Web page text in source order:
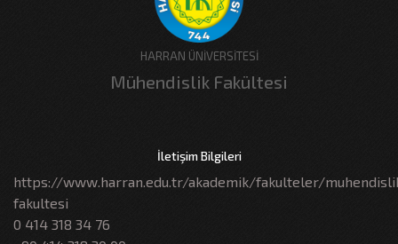
HARRAN ÜNİVERSİTESİ
Mühendislik Fakültesi
İletişim Bilgileri
https://www.harran.edu.tr/akademik/fakulteler/
fakultesi
0 414 318 34 76